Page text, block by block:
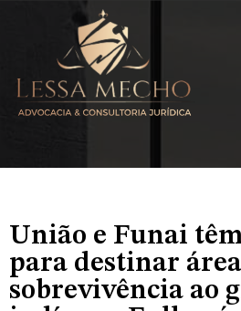
União e Funai
para destinar
sobrevivência ao